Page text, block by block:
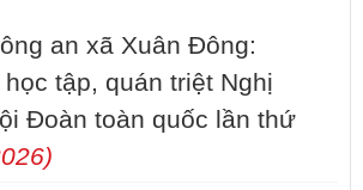
an xã Xuân Đông:
tập, quán triệt Nghị
Đoàn toàn quốc lần thứ